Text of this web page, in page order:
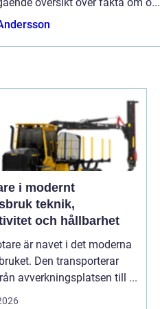
översikt över fakta om o...
i modernt
teknik,
och hållbarhet
är navet i det moderna
Den transporterar
avverkningsplatsen till ...